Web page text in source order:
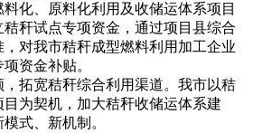
化、原料化利用及收储运体系项目
秆试点专项资金，通过项目县综合
对我市秸秆成型燃料利用加工企业
资金补贴。
宽秸秆综合利用渠道。我市以秸
为契机，加大秸秆收储运体系建
式、新机制。